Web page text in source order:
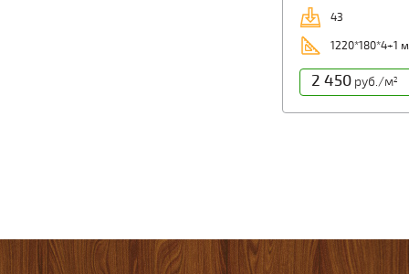
43
1220*180*4+1
2 450руб./м2